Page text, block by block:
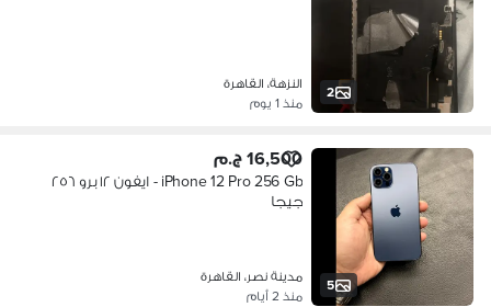
2
النزهة، القاهرة
منذ 1 يوم
5
16,500 ج.م
iPhone 12 Pro 256 Gb - ايفون ١٢ برو ٢٥٦
جيجا
مدينة نصر، القاهرة
منذ 2 أيام